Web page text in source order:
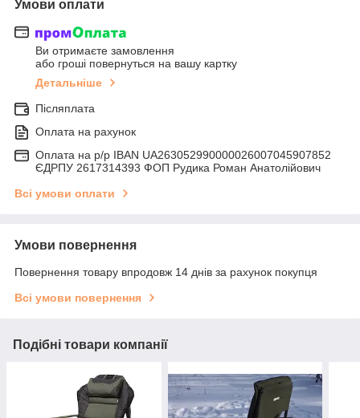
Умови оплати
Ви отримаєте замовлення
або гроші повернуться на вашу картку
Детальніше
Післяплата
Оплата на рахунок
Оплата на р/р IBAN UA263052990000026007045907852
ЄДРПУ 2617314393 ФОП Рудика Роман Анатолійович
Всі умови оплати
Умови повернення
Повернення товару впродовж 14 днів за рахунок покупця
Всі умови повернення
Подібні товари компанії